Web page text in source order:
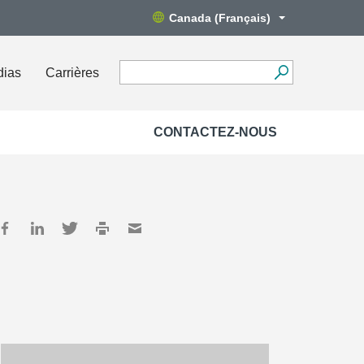
Canada (Français)
Carrières
CONTACTEZ-NOUS